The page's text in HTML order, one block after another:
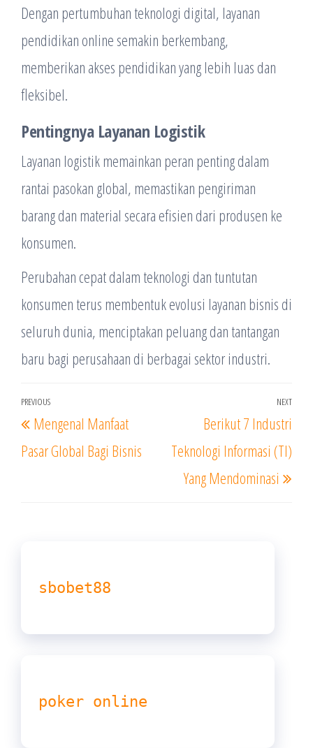
Dengan pertumbuhan teknologi digital, layanan
pendidikan online semakin berkembang,
memberikan akses pendidikan yang lebih luas dan
fleksibel.
Pentingnya Layanan Logistik
Layanan logistik memainkan peran penting dalam
rantai pasokan global, memastikan pengiriman
barang dan material secara efisien dari produsen ke
konsumen.
Perubahan cepat dalam teknologi dan tuntutan
konsumen terus membentuk evolusi layanan bisnis di
seluruh dunia, menciptakan peluang dan tantangan
baru bagi perusahaan di berbagai sektor industri.
Post
navigation
Previous
Post
PREVIOUS
Mengenal Manfaat
Pasar Global Bagi Bisnis
NEXT
Berikut 7 Industri
Teknologi Informasi (TI)
Yang Mendominasi
sbobet88
poker online